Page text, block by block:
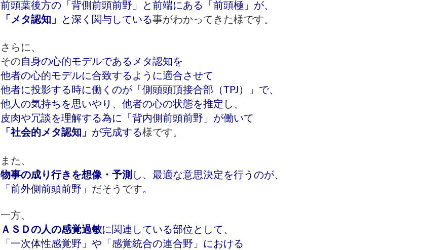
前頭葉後方の「背側前頭前野」と前端にある「前頭極」が、
「メタ認知」
と深く関与している事がわかってきた様です。
さらに、
その 自身の心的モデルであるメタ認知を
他者の心的モデルに合致するように適合させて
他者に投影する時に働くのが 「側頭頭頂接合部（TPJ）」で、
他人の気持ちを思いやり、他者の心の状態を推定 し、
皮肉や冗談を理解する為に「背内側前頭前野」が働いて
「社会的メタ認知」 が完成する様です。
また、
物事の成り行きを想像・予測 し、最適な意思決定を行うのが、
「前外側前頭前野」 だそうです。
一方、
ＡＳＤの人の感覚過敏に関連している部位として、
「一次体性感覚野」や「感覚統合の連合野」における